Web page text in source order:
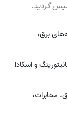
گردید.
برق،
و اسکادا
مخابرات،